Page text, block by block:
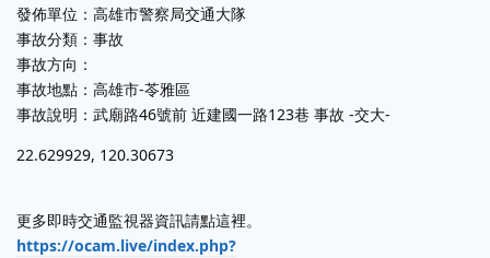
發佈單位：高雄市警察局交通大隊
事故分類：事故
事故方向：
事故地點：高雄市-苓雅區
事故說明：武廟路46號前 近建國一路123巷 事故 -交大-
22.629929, 120.30673
更多即時交通監視器資訊請點這裡。
https://ocam.live/index.php?